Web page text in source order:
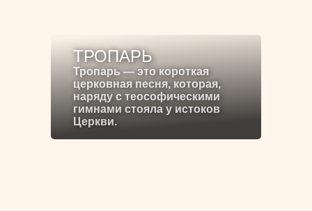
ТРОПАРЬ
Тропарь — это короткая
церковная песня, которая,
наряду с теософическими
гимнами стояла у истоков
Церкви.